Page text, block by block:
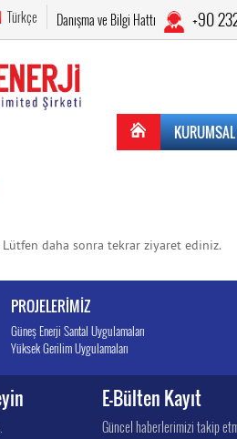
Türkçe Danışma ve Bilgi Hattı +90
KURUMSAL
Lütfen daha sonra tekrar ziyaret ediniz.
PROJELERİMİZ
Güneş Enerji Santal Uygulamaları
Yüksek Gerilim Uygulamaları
E-Bülten Kayıt
Güncel haberlerimizi takip